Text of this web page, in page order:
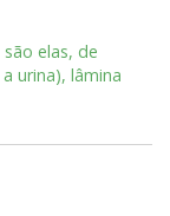
elas, de
urina), lâmina